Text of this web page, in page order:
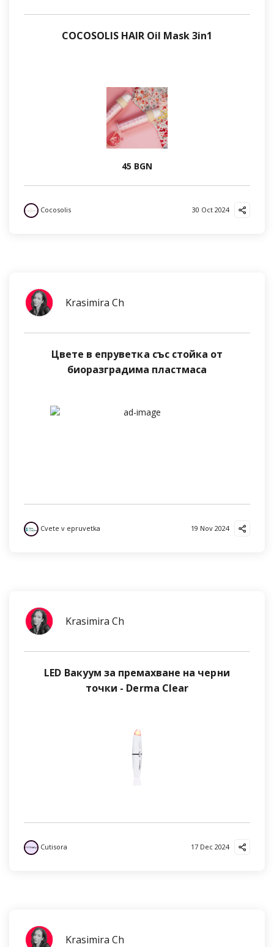
COCOSOLIS HAIR Oil Mask 3in1
45 BGN
Cocosolis 30 Oct 2024
Krasimira Ch
Цвете в епруветка със стойка от
биоразградима пластмаса
Cvete v epruvetka 19 Nov 2024
Krasimira Ch
LED Вакуум за премахване на черни
точки - Derma Clear
Cutisora 17 Dec 2024
Krasimira Ch